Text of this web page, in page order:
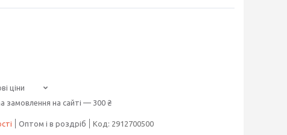
ціни
замовлення на сайті — 300 ₴
Оптом і в роздріб Код: 2912700500